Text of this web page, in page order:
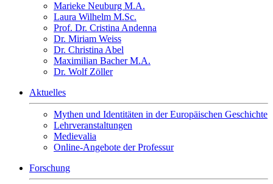
Marieke Neuburg M.A.
Laura Wilhelm M.Sc.
Prof. Dr. Cristina Andenna
Dr. Miriam Weiss
Dr. Christina Abel
Maximilian Bacher M.A.
Dr. Wolf Zöller
Aktuelles
Mythen und Identitäten in der Europäischen Geschichte
Lehrveranstaltungen
Medievalia
Online-Angebote der Professur
Forschung